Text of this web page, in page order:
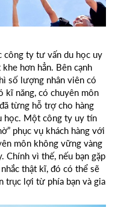
công ty tư vấn du học uy
hơn hẳn. Bên cạnh
số lượng nhân viên có
kĩ năng, có chuyên môn
từng hỗ trợ cho hàng
học. Một công ty uy tín
phục vụ khách hàng với
môn không vững vàng
Chính vì thế, nếu bạn gặp
thật kĩ, đó có thể sẽ
trục lợi từ phía bạn và gia